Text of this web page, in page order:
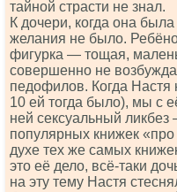
тайной страсти не знал.
К дочери, когда она
желания не было.
фигурка — тощая,
совершенно не
педофилов. Когда Настя
10 ей тогда было), мы с
ней сексуальный
популярных книжек
духе тех же самых
это её дело, всё-таки
на эту тему Настя